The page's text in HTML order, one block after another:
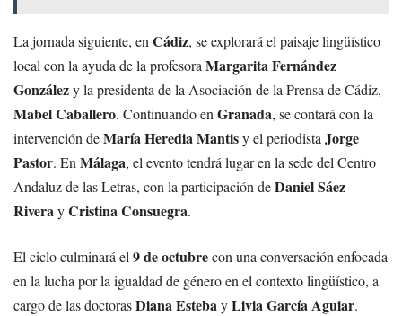
La jornada siguiente, en Cádiz, se explorará el paisaje lingüístico
local con la ayuda de la profesora Margarita Fernández
Gonzálezy la presidenta de la Asociación de la Prensa de Cádiz,
Mabel Caballero. Continuando en Granada, se contará con la
intervención deMaría Heredia Mantisy el periodista Jorge
Pastor. En Málaga, el evento tendrá lugar en la sede del Centro
Andaluz de las Letras, con la participación deDaniel Sáez
RiverayCristina Consuegra.
El ciclo culminará el 9 de octubrecon una conversación enfocada
en la lucha por la igualdad de género en el contexto lingüístico, a
cargo de las doctorasDiana EstebayLivia García Aguiar.